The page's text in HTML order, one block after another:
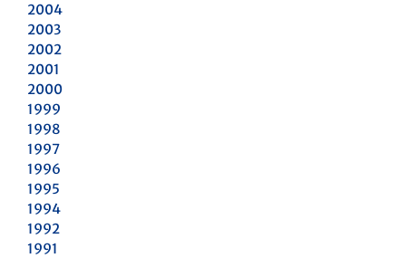
2004
2003
2002
2001
2000
1999
1998
1997
1996
1995
1994
1992
1991